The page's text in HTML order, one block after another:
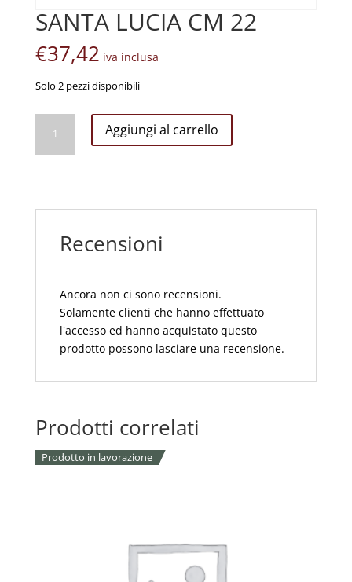
SANTA LUCIA CM 22
€37,42 iva inclusa
Solo 2 pezzi disponibili
LUCIA
CM
Aggiungi al carrello
Recensioni
Ancora non ci sono recensioni.
Solamente clienti che hanno effettuato
l'accesso ed hanno acquistato questo
prodotto possono lasciare una recensione.
Prodotti correlati
Prodotto in lavorazione